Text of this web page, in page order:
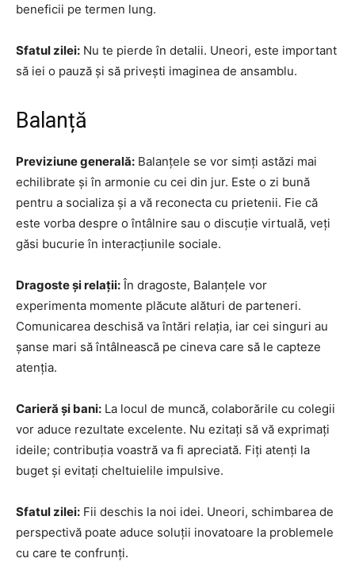
beneficii pe termen lung.
Sfatul zilei: Nu te pierde în detalii. Uneori, este important
să iei o pauză și să privești imaginea de ansamblu.
Balanță
Previziune generală: Balanțele se vor simți astăzi mai
echilibrate și în armonie cu cei din jur. Este o zi bună
pentru a socializa și a vă reconecta cu prietenii. Fie că
este vorba despre o întâlnire sau o discuție virtuală, veți
găsi bucurie în interacțiunile sociale.
Dragoste și relații: În dragoste, Balanțele vor
experimenta momente plăcute alături de parteneri.
Comunicarea deschisă va întări relația, iar cei singuri au
șanse mari să întâlnească pe cineva care să le capteze
atenția.
Carieră și bani: La locul de muncă, colaborările cu colegii
vor aduce rezultate excelente. Nu ezitați să vă exprimați
ideile; contribuția voastră va fi apreciată. Fiți atenți la
buget și evitați cheltuielile impulsive.
Sfatul zilei: Fii deschis la noi idei. Uneori, schimbarea de
perspectivă poate aduce soluții inovatoare la problemele
cu care te confrunți.